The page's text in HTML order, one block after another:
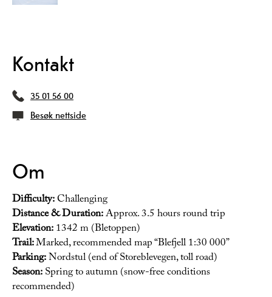
Kontakt
35 01 56 00
Besøk nettside
Om
Difficulty:Challenging
Distance & Duration:Approx. 3.5 hours round trip
Elevation:1342 m (Bletoppen)
Trail:Marked, recommended map “Blefjell 1:30 000”
Parking:Nordstul (end of Storeblevegen, toll road)
Season:Spring to autumn (snow-free conditions
recommended)